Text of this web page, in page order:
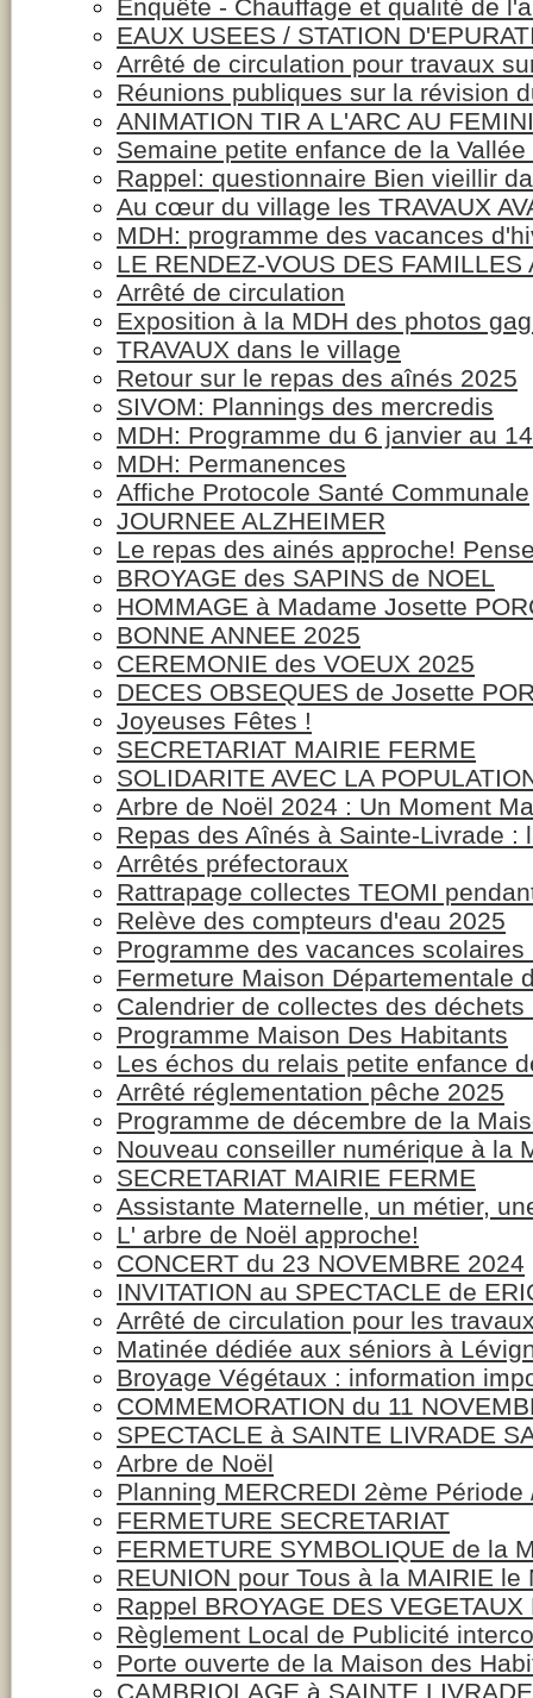
Enquête - Chauffage et qualité de
EAUX USEES / STATION
Arrêté de circulation pour travaux
Réunions publiques sur la révision
ANIMATION TIR A L'ARC AU
Semaine petite enfance de la
Rappel: questionnaire Bien vieillir
Au cœur du village les TRAVAUX
MDH: programme des vacances
LE RENDEZ-VOUS DES
Arrêté de circulation
Exposition à la MDH des photos
TRAVAUX dans le village
Retour sur le repas des aînés 2025
SIVOM: Plannings des mercredis
MDH: Programme du 6 janvier au
MDH: Permanences
Affiche Protocole Santé Communale
JOURNEE ALZHEIMER
Le repas des ainés approche!
BROYAGE des SAPINS de NOEL
HOMMAGE à Madame Josette
BONNE ANNEE 2025
CEREMONIE des VOEUX 2025
DECES OBSEQUES de Josette
Joyeuses Fêtes !
SECRETARIAT MAIRIE FERME
SOLIDARITE AVEC LA
Arbre de Noël 2024 : Un Moment
Repas des Aînés à Sainte-Livrade :
Arrêtés préfectoraux
Rattrapage collectes TEOMI
Relève des compteurs d'eau 2025
Programme des vacances scolaires
Fermeture Maison Départementale
Calendrier de collectes des
Programme Maison Des Habitants
Les échos du relais petite enfance
Arrêté réglementation pêche 2025
Programme de décembre de la
Nouveau conseiller numérique à la
SECRETARIAT MAIRIE FERME
Assistante Maternelle, un métier,
L' arbre de Noël approche!
CONCERT du 23 NOVEMBRE 2024
INVITATION au SPECTACLE de
Arrêté de circulation pour les
Matinée dédiée aux séniors à
Broyage Végétaux : information
COMMEMORATION du 11
SPECTACLE à SAINTE LIVRADE
Arbre de Noël
Planning MERCREDI 2ème Période
FERMETURE SECRETARIAT
FERMETURE SYMBOLIQUE de la
REUNION pour Tous à la MAIRIE
Rappel BROYAGE DES
Règlement Local de Publicité
Porte ouverte de la Maison des
CAMBRIOLAGE à SAINTE LIVRADE